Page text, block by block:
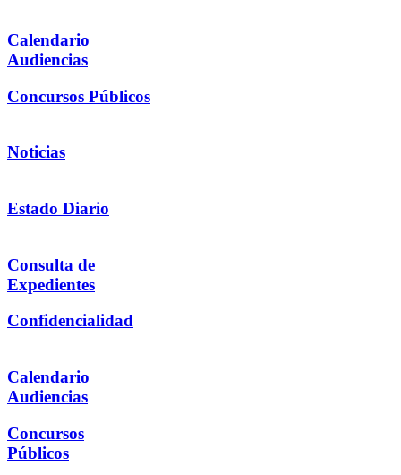
Calendario
Audiencias
Concursos Públicos
Noticias
Estado Diario
Consulta de
Expedientes
Confidencialidad
Calendario
Audiencias
Concursos
Públicos